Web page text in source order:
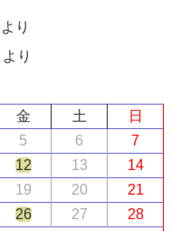
より
より
金 土
日
5 6
7
12 13
14
19 20
21
26 27
28